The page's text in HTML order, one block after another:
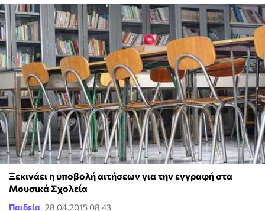
Ξεκινάει η υποβολή αιτήσεων για την εγγραφή στα
Μουσικά Σχολεία
Παιδεία 28.04.2015 08:43